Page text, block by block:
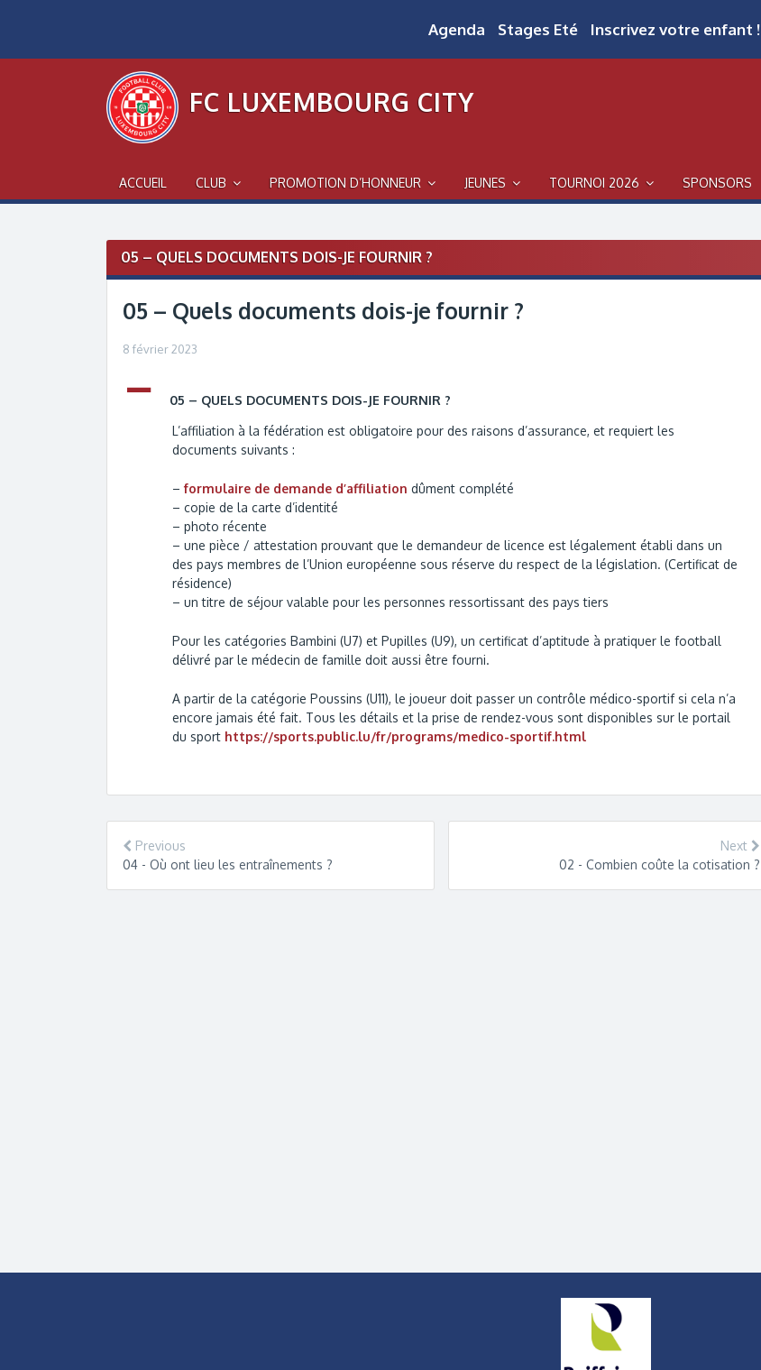
Agenda Stages Eté Inscrivez votre enfant !
FC LUXEMBOURG CITY
ACCUEIL CLUB PROMOTION D’HONNEUR JEUNES TOURNOI 2026 SPONSORS
05 – QUELS DOCUMENTS DOIS-JE FOURNIR ?
05 – Quels documents dois-je fournir ?
8 février 2023
A
05 – QUELS DOCUMENTS DOIS-JE FOURNIR ?
L’affiliation à la fédération est obligatoire pour des raisons d’assurance, et requiert les
documents suivants :
– formulaire de demande d’affiliation dûment complété
– copie de la carte d’identité
– photo récente
– une pièce / attestation prouvant que le demandeur de licence est légalement établi dans un
des pays membres de l’Union européenne sous réserve du respect de la législation. (Certificat de
résidence)
– un titre de séjour valable pour les personnes ressortissant des pays tiers
Pour les catégories Bambini (U7) et Pupilles (U9), un certificat d’aptitude à pratiquer le football
délivré par le médecin de famille doit aussi être fourni.
A partir de la catégorie Poussins (U11), le joueur doit passer un contrôle médico-sportif si cela n’a
encore jamais été fait. Tous les détails et la prise de rendez-vous sont disponibles sur le portail
du sport https://sports.public.lu/fr/programs/medico-sportif.html
Post
navigation
Previous
04 - Où ont lieu les entraînements ?
Next
02 - Combien coûte la cotisation ?